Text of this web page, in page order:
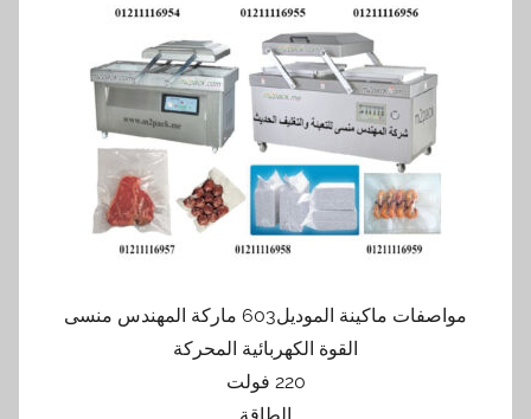
مواصفات ماكينة الموديل603 ماركة المهندس منسى
القوة الكهربائية المحركة
220 فولت